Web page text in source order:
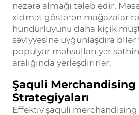
nəzərə almağı tələb edir.
xidmət göstərən mağazalar
hündürlüyünü daha kiçik
səviyyəsinə uyğunlaşdıra
populyar məhsulları yer
aralığında yerləşdirirlər.
Şaquli Merchandising
Strategiyaları
Effektiv şaquli